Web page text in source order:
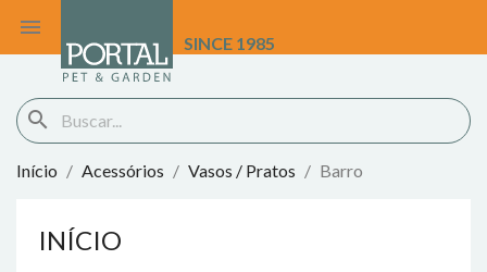

SINCE 1985
search
Início Acessórios Vasos / Pratos Barro
INÍCIO